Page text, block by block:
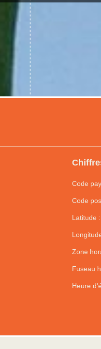
Code
Code
Latitude :
Zone
Fuseau
Heure